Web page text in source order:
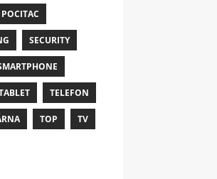
POCITAC
SECURITY
TELEFON
TOP TV